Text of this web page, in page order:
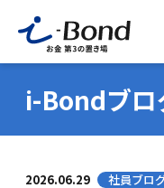
i-Bondブロ
2026.06.29 社員ブロ